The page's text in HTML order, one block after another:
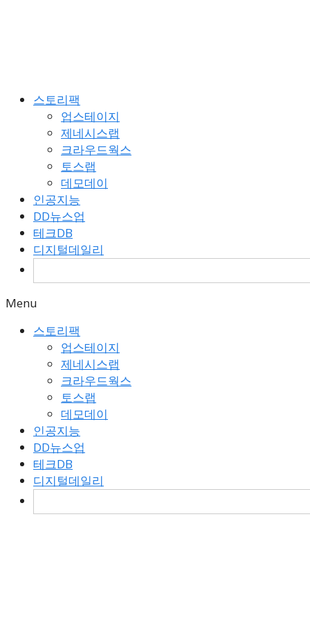
스토리팩
업스테이지
제네시스랩
크라우드웍스
토스랩
데모데이
인공지능
DD뉴스업
테크DB
디지털데일리
검
Menu
스토리팩
업스테이지
제네시스랩
크라우드웍스
토스랩
데모데이
인공지능
DD뉴스업
테크DB
디지털데일리
검